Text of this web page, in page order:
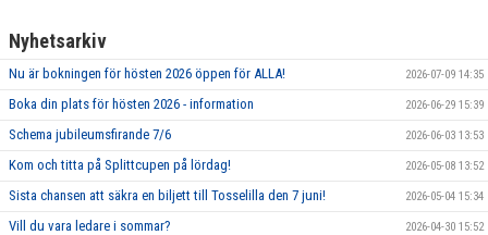
FRÅGOR & SVAR
FUNKTIONÄRER
FRITIDSKORTET
Nyhetsarkiv
Nu är bokningen för hösten 2026 öppen för ALLA! 2026-07-09 14:35
Boka din plats för hösten 2026 - information 2026-06-29 15:39
Schema jubileumsfirande 7/6 2026-06-03 13:53
Kom och titta på Splittcupen på lördag! 2026-05-08 13:52
Sista chansen att säkra en biljett till Tosselilla den 7 juni! 2026-05-04 15:34
Vill du vara ledare i sommar? 2026-04-30 15:52